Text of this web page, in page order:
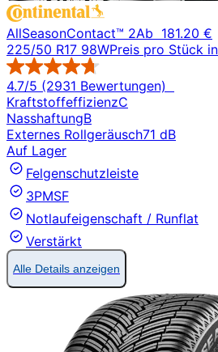
AllSeasonContact™ 2Ab 181.20 €
225/50 R17 98WPreis pro Stück
4.7/5 (2931 Bewertungen)
KraftstoffeffizienzC
NasshaftungB
Externes Rollgeräusch71 dB
Auf Lager
Felgenschutzleiste
3PMSF
Notlaufeigenschaft / Runflat
Verstärkt
Alle Details anzeigen